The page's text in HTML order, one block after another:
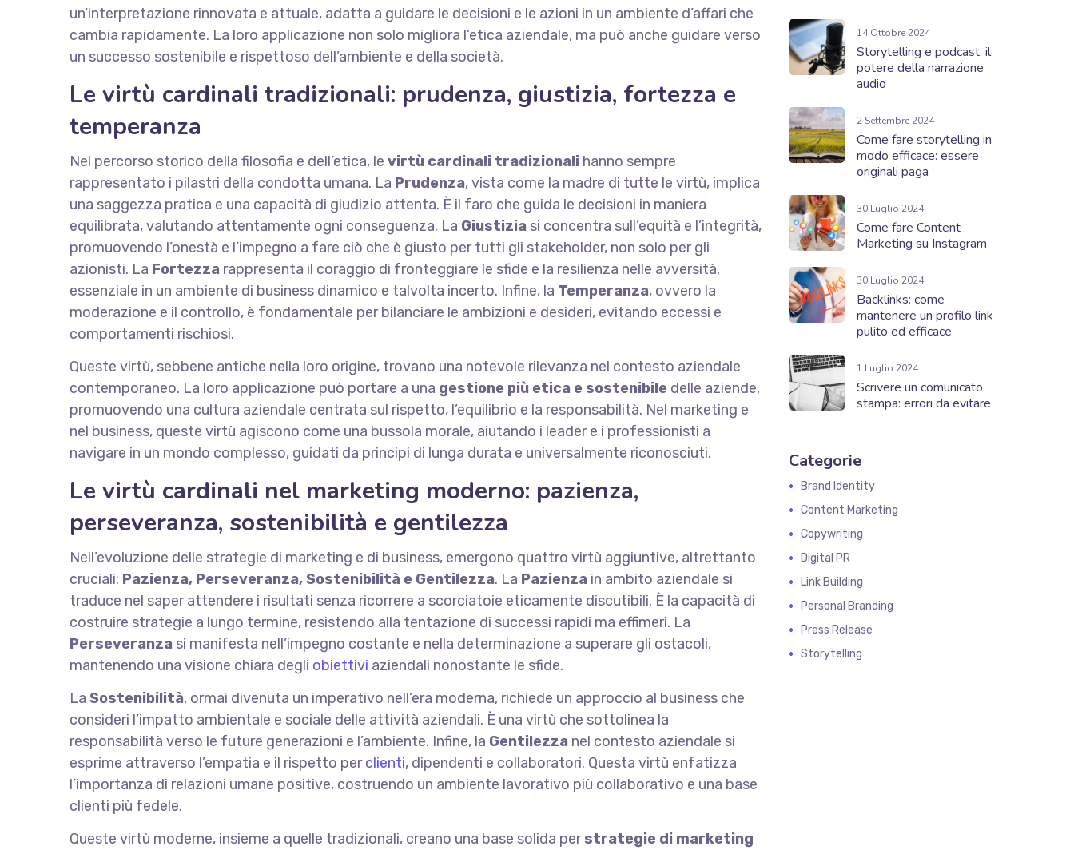
un’interpretazione rinnovata e attuale, adatta a guidare le decisioni e le azioni in un ambiente d’affari che
cambia rapidamente. La loro applicazione non solo migliora l’etica aziendale, ma può anche guidare verso
un successo sostenibile e rispettoso dell’ambiente e della società.
Le virtù cardinali tradizionali: prudenza, giustizia, fortezza e
temperanza
Nel percorso storico della filosofia e dell’etica, le virtù cardinali tradizionali hanno sempre
rappresentato i pilastri della condotta umana. La Prudenza, vista come la madre di tutte le virtù, implica
una saggezza pratica e una capacità di giudizio attenta. È il faro che guida le decisioni in maniera
equilibrata, valutando attentamente ogni conseguenza. La Giustizia si concentra sull’equità e l’integrità,
promuovendo l’onestà e l’impegno a fare ciò che è giusto per tutti gli stakeholder, non solo per gli
azionisti. La Fortezza rappresenta il coraggio di fronteggiare le sfide e la resilienza nelle avversità,
essenziale in un ambiente di business dinamico e talvolta incerto. Infine, la Temperanza, ovvero la
moderazione e il controllo, è fondamentale per bilanciare le ambizioni e desideri, evitando eccessi e
comportamenti rischiosi.
Queste virtù, sebbene antiche nella loro origine, trovano una notevole rilevanza nel contesto aziendale
contemporaneo. La loro applicazione può portare a una gestione più etica e sostenibile delle aziende,
promuovendo una cultura aziendale centrata sul rispetto, l’equilibrio e la responsabilità. Nel marketing e
nel business, queste virtù agiscono come una bussola morale, aiutando i leader e i professionisti a
navigare in un mondo complesso, guidati da principi di lunga durata e universalmente riconosciuti.
Le virtù cardinali nel marketing moderno: pazienza,
perseveranza, sostenibilità e gentilezza
Nell’evoluzione delle strategie di marketing e di business, emergono quattro virtù aggiuntive, altrettanto
cruciali: Pazienza, Perseveranza, Sostenibilità e Gentilezza. La Pazienza in ambito aziendale si
traduce nel saper attendere i risultati senza ricorrere a scorciatoie eticamente discutibili. È la capacità di
costruire strategie a lungo termine, resistendo alla tentazione di successi rapidi ma effimeri. La
Perseveranza si manifesta nell’impegno costante e nella determinazione a superare gli ostacoli,
mantenendo una visione chiara degli obiettivi aziendali nonostante le sfide.
La Sostenibilità, ormai divenuta un imperativo nell’era moderna, richiede un approccio al business che
consideri l’impatto ambientale e sociale delle attività aziendali. È una virtù che sottolinea la
responsabilità verso le future generazioni e l’ambiente. Infine, la Gentilezza nel contesto aziendale si
esprime attraverso l’empatia e il rispetto perclienti, dipendenti e collaboratori. Questa virtù enfatizza
l’importanza di relazioni umane positive, costruendo un ambiente lavorativo più collaborativo e una base
clienti più fedele.
Queste virtù moderne, insieme a quelle tradizionali, creano una base solida perstrategie di marketing
14 Ottobre 2024
Storytelling e podcast, il
potere della narrazione
audio
2 Settembre 2024
Come fare storytelling in
modo efficace: essere
originali paga
30 Luglio 2024
Come fare Content
Marketing su Instagram
30 Luglio 2024
Backlinks: come
mantenere un profilo link
pulito ed efficace
1 Luglio 2024
Scrivere un comunicato
stampa: errori da evitare
Categorie
Brand Identity
Content Marketing
Copywriting
Digital PR
Link Building
Personal Branding
Press Release
Storytelling